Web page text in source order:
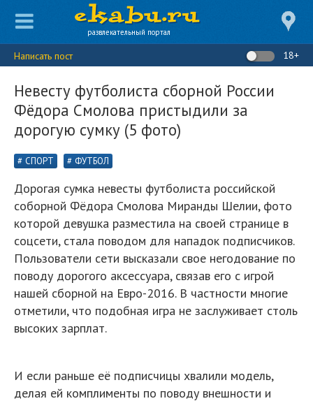
развлекательный портал
Написать пост 18+
Невесту футболиста сборной России
Фёдора Смолова пристыдили за
дорогую сумку (5 фото)
СПОРТ ФУТБОЛ
Дорогая сумка невесты футболиста российской
соборной Фёдора Смолова Миранды Шелии, фото
которой девушка разместила на своей странице в
соцсети, стала поводом для нападок подписчиков.
Пользователи сети высказали свое негодование по
поводу дорогого аксессуара, связав его с игрой
нашей сборной на Евро-2016. В частности многие
отметили, что подобная игра не заслуживает столь
высоких зарплат.
И если раньше её подписчицы хвалили модель,
делая ей комплименты по поводу внешности и